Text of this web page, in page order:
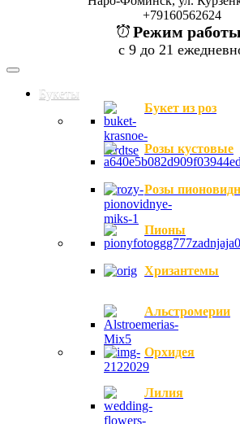
+79160562624
Режим
с 9 до 21
Букеты
Букет из роз
Розы кустовые
Розы
Пионы
Хризантемы
Альстромерии
Орхидея
Лилия